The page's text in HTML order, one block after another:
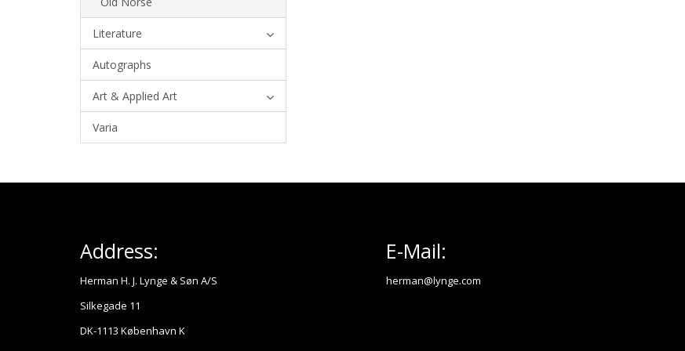
Literature
Autographs
Art & Applied Art
Varia
Address:
Herman H. J. Lynge & Søn A/S
Silkegade 11
DK-1113 København K
E-Mail:
herman@lynge.com